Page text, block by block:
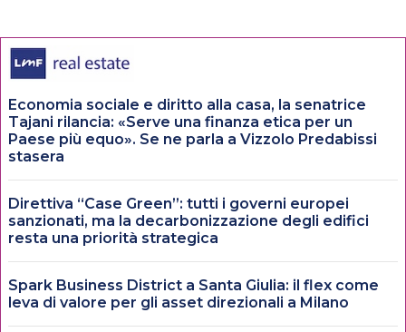
Economia sociale e diritto alla casa, la senatrice
Tajani rilancia: «Serve una finanza etica per un
Paese più equo». Se ne parla a Vizzolo Predabissi
stasera
Direttiva “Case Green”: tutti i governi europei
sanzionati, ma la decarbonizzazione degli edifici
resta una priorità strategica
Spark Business District a Santa Giulia: il flex come
leva di valore per gli asset direzionali a Milano